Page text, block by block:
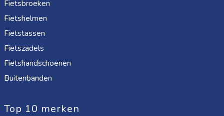
Fietsbroeken
Fietshelmen
Fietstassen
Fietszadels
Fietshandschoenen
Buitenbanden
Top 10 merken